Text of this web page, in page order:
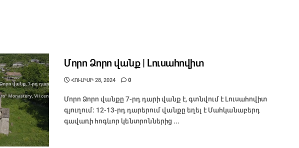
Մորո Ձորո վանք | Լուսահովիտ
ՀՈՒԼԻՍԻ 28, 2024 0
Մորո Ձորո վանքը 7-րդ դարի վանք է, գտնվում է Լուսահովիտ
գյուղում։ 12-13-րդ դարերում վանքը եղել է Մահկանաբերդ
գավառի հոգևոր կենտրոններից ...